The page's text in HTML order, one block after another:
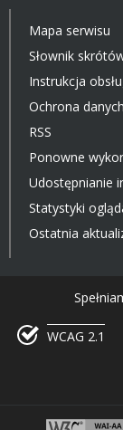
Mapa serwisu
Słownik
Instrukcja
Ochrona
RSS
Ponowne
Udostępnianie
Statystyki
Ostatnia
WCAG 2.1